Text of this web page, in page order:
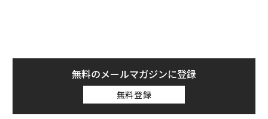
する事実の収集、その出所の追跡、情報源間の矛盾の解
消、そして人間とソフトウェアの双方に意思決定の信頼
できる拠り所を提供するといった「グラウンディング
（根拠付け）」を担う。
無料のメールマガジンに登録
無料登録